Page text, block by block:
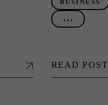
BUSINESS
...
READ POST